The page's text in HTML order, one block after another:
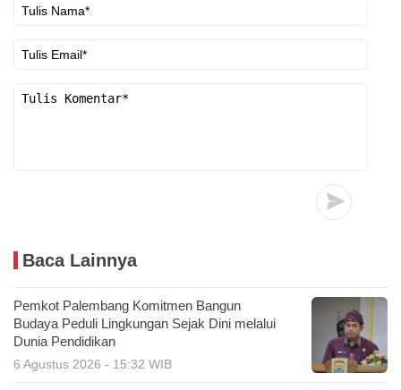
Baca Lainnya
Pemkot Palembang Komitmen Bangun
Budaya Peduli Lingkungan Sejak Dini melalui
Dunia Pendidikan
6 Agustus 2026 - 15:32 WIB